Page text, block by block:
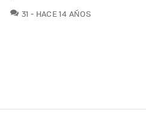
31 COMENTARIOS
HACE 14 AÑOS